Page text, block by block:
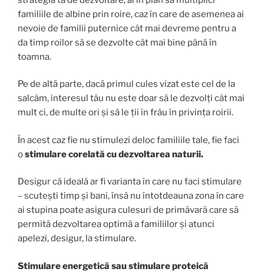
familiile de albine prin roire, caz în care de asemenea ai
nevoie de familii puternice cât mai devreme pentru a
da timp roilor să se dezvolte cât mai bine până în
toamna.
Pe de altă parte, dacă primul cules vizat este cel de la
salcâm, interesul tău nu este doar să le dezvolți cât mai
mult ci, de multe ori și să le ții în frâu în privința roirii.
În acest caz fie nu stimulezi deloc familiile tale, fie faci
ostimulare corelată cu dezvoltarea naturii.
Desigur că ideală ar fi varianta în care nu faci stimulare
– scutești timp și bani, însă nu întotdeauna zona în care
ai stupina poate asigura culesuri de primăvară care să
permită dezvoltarea optimă a familiilor și atunci
apelezi, desigur, la stimulare.
Stimulare energetică sau stimulare proteică